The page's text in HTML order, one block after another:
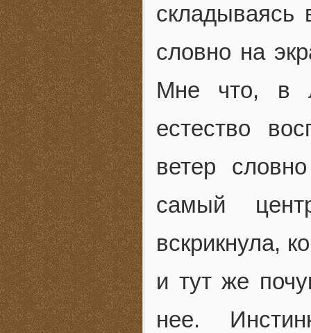
складываясь
словно на
Мне что, в
естество
ветер
самый
вскрикнула,
и тут же
нее.